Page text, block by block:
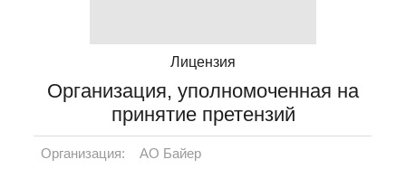
Лицензия
Организация, уполномоченная на
принятие претензий
Организация: АО Байер